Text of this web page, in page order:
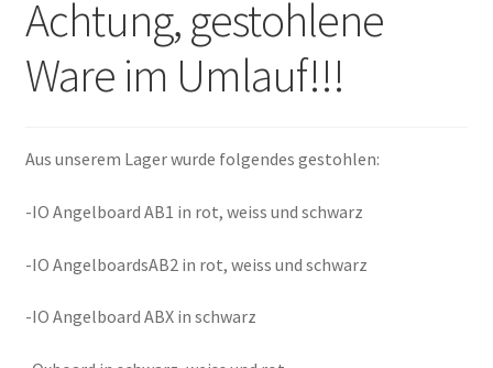
Impressum
Achtung, gestohlene
Ware im Umlauf!!!
Aus unserem Lager wurde folgendes gestohlen:
-IO Angelboard AB1 in rot, weiss und schwarz
-IO AngelboardsAB2 in rot, weiss und schwarz
-IO Angelboard ABX in schwarz